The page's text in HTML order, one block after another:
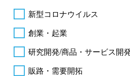
新型コロナウイルス
創業・起業
研究開発/商品・サービス開
販路・需要開拓